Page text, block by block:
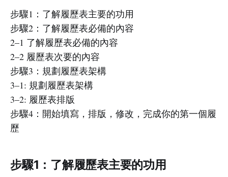
步驟1：了解履歷表主要的功用
步驟2：了解履歷表必備的內容
2–1 了解履歷表必備的內容
2–2 履歷表次要的內容
步驟3：規劃履歷表架構
3–1: 規劃履歷表架構
3–2: 履歷表排版
步驟4：開始填寫，排版，修改，完成你的第一個履
歷
步驟1：了解履歷表主要的功用